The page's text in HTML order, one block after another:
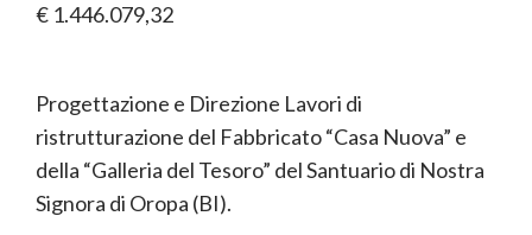
€ 1.446.079,32
Progettazione e Direzione Lavori di
ristrutturazione del Fabbricato “Casa Nuova” e
della “Galleria del Tesoro” del Santuario di Nostra
Signora di Oropa (BI).